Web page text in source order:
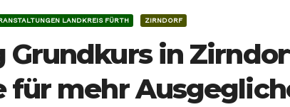
LANDKREIS FÜRTH ZIRNDORF
Grundkurs in
für mehr